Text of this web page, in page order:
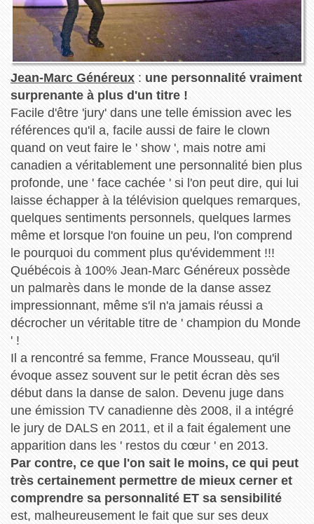
Jean-Marc Généreux: une personnalité vraiment
surprenante à plus d'un titre !
Facile d'être 'jury' dans une telle émission avec les
références qu'il a, facile aussi de faire le clown
quand on veut faire le ' show ', mais notre ami
canadien a véritablement une personnalité bien plus
profonde, une ' face cachée ' si l'on peut dire, qui lui
laisse échapper à la télévision quelques remarques,
quelques sentiments personnels, quelques larmes
même et lorsque l'on fouine un peu, l'on comprend
le pourquoi du comment plus qu'évidemment !!!
Québécois à 100% Jean-Marc Généreux possède
un palmarès dans le monde de la danse assez
impressionnant, même s'il n'a jamais réussi a
décrocher un véritable titre de ' champion du Monde
' !
Il a rencontré sa femme, France Mousseau, qu'il
évoque assez souvent sur le petit écran dès ses
début dans la danse de salon. Devenu juge dans
une émission TV canadienne dès 2008, il a intégré
le jury de DALS en 2011, et il a fait également une
apparition dans les ' restos du cœur ' en 2013.
Par contre, ce que l'on sait le moins, ce qui peut
très certainement permettre de mieux cerner et
comprendre sa personnalité ET sa sensibilité
est, malheureusement le fait que sur ses deux